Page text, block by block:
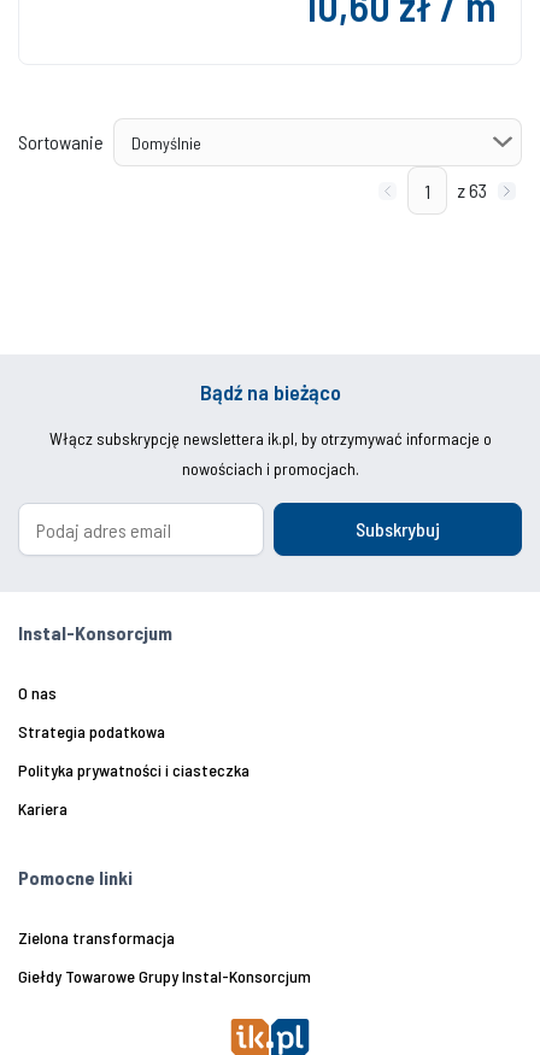
Sortowanie
z 63
Bądź na bieżąco
Włącz subskrypcję newslettera ik.pl, by otrzymywać informacje o
nowościach i promocjach.
Subskrybuj
Instal-Konsorcjum
O nas
Strategia podatkowa
Polityka prywatności i ciasteczka
Kariera
Pomocne linki
Zielona transformacja
Giełdy Towarowe Grupy Instal-Konsorcjum